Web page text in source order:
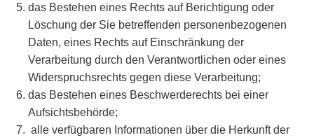
das Bestehen eines Rechts auf Berichtigung oder
Löschung der Sie betreffenden personenbezogenen
Daten, eines Rechts auf Einschränkung der
Verarbeitung durch den Verantwortlichen oder eines
Widerspruchsrechts gegen diese Verarbeitung;
das Bestehen eines Beschwerderechts bei einer
Aufsichtsbehörde;
alle verfügbaren Informationen über die Herkunft der